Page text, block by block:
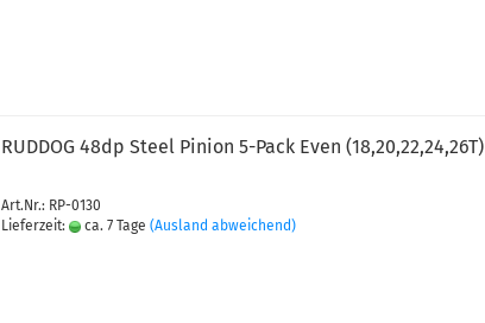
RUDDOG 48dp Steel Pinion 5-Pack Even (18,20,22,24,26T)
Art.Nr.: RP-0130
Lieferzeit:
ca. 7 Tage (Ausland abweichend)